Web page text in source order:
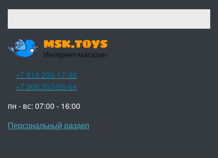
+7 916 236-17-30
+7 966 353-66-64
пн - вс: 07:00 - 16:00
Персональный раздел